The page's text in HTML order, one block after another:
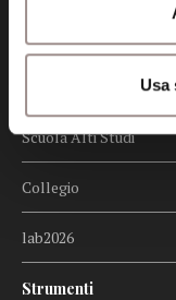
Usa
Centro Culturale
Centro Studi Religiosi
Scuola Alti Studi
Collegio
lab2026
Strumenti